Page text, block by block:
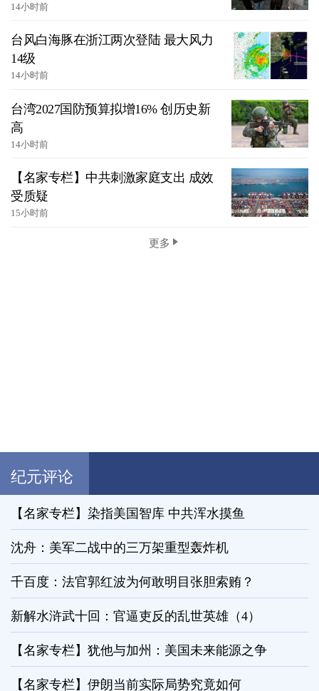
14小时前
台风白海豚在浙江两次登陆 最大风力
14级
14小时前
台湾2027国防预算拟增16% 创历史新
高
14小时前
【名家专栏】中共刺激家庭支出 成效
受质疑
15小时前
更多
纪元评论
【名家专栏】染指美国智库 中共浑水摸鱼
沈舟：美军二战中的三万架重型轰炸机
千百度：法官郭红波为何敢明目张胆索贿？
新解水浒武十回：官逼吏反的乱世英雄（4）
【名家专栏】犹他与加州：美国未来能源之争
【名家专栏】伊朗当前实际局势究竟如何